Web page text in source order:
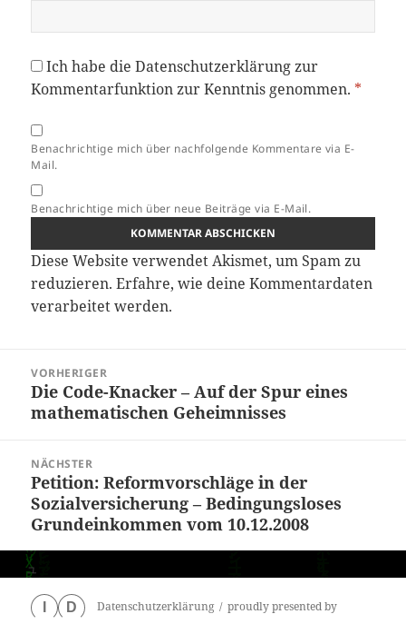
Ich habe dieDatenschutzerklärungzur
Kommentarfunktion zur Kenntnis genommen. *
Benachrichtige mich über nachfolgende Kommentare via E-
Mail.
Benachrichtige mich über neue Beiträge via E-Mail.
Diese Website verwendet Akismet, um Spam zu
reduzieren.Erfahre, wie deine Kommentardaten
verarbeitet werden.
VORHERIGER
Vorheriger
Beitrag:
Die Code-Knacker – Auf der Spur eines
mathematischen Geheimnisses
NÄCHSTER
Nächster
Beitrag:
Petition: Reformvorschläge in der
Sozialversicherung – Bedingungsloses
Grundeinkommen vom 10.12.2008
D Datenschutzerklärung
proudly presented by